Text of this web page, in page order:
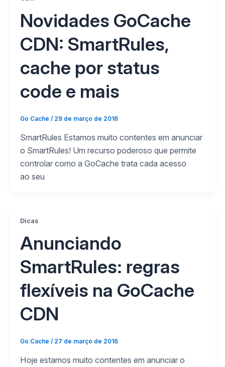
Novidades GoCache
CDN: SmartRules,
cache por status
code e mais
Go Cache / 29 de março de 2016
SmartRules Estamos muito contentes em anunciar
o SmartRules! Um recurso poderoso que permite
controlar como a GoCache trata cada acesso
ao seu
Dicas
Anunciando
SmartRules: regras
flexíveis na GoCache
CDN
Go Cache / 27 de março de 2016
Hoje estamos muito contentes em anunciar o